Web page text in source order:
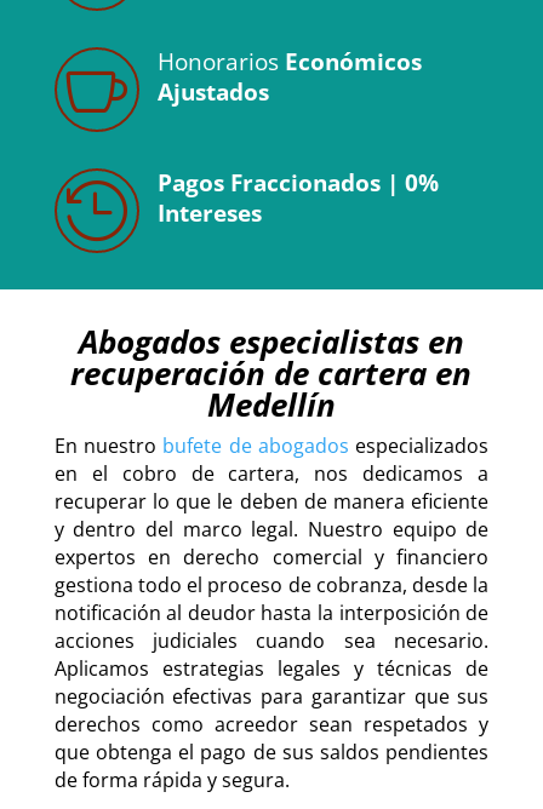
 Honorarios Económicos
Ajustados

Pagos Fraccionados | 0%
Intereses
Abogados especialistas en
recuperación de cartera en
Medellín
En nuestro bufete de abogados especializados
en el cobro de cartera, nos dedicamos a
recuperar lo que le deben de manera eficiente
y dentro del marco legal. Nuestro equipo de
expertos en derecho comercial y financiero
gestiona todo el proceso de cobranza, desde la
notificación al deudor hasta la interposición de
acciones judiciales cuando sea necesario.
Aplicamos estrategias legales y técnicas de
negociación efectivas para garantizar que sus
derechos como acreedor sean respetados y
que obtenga el pago de sus saldos pendientes
de forma rápida y segura.